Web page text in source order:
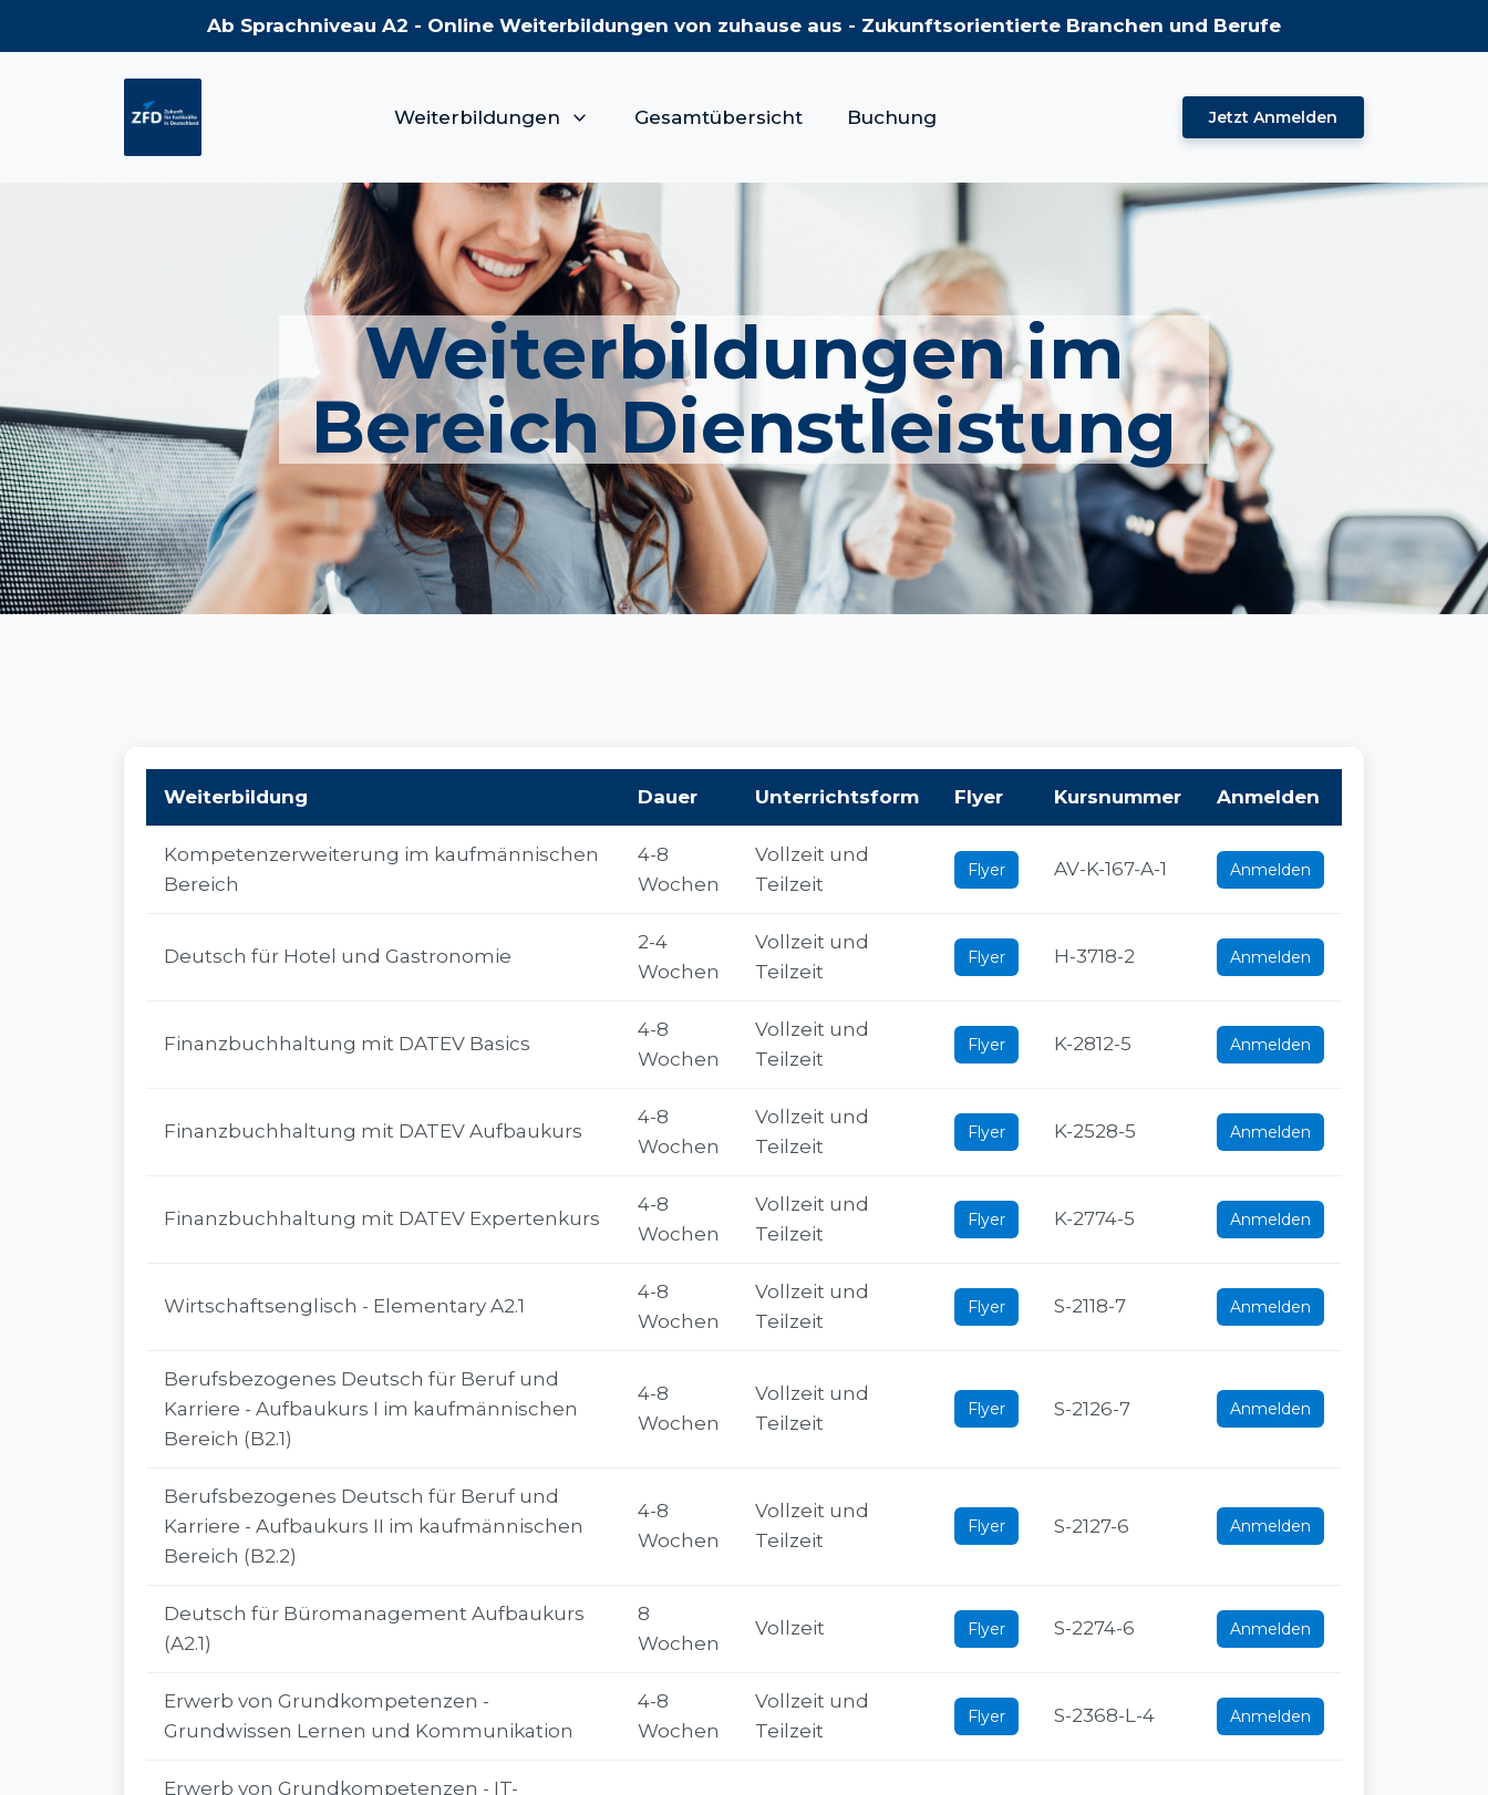
Ab Sprachniveau A2 - Online Weiterbildungen von zuhause aus - Zukunftsorientierte Branchen und Berufe
Weiterbildungen Gesamtübersicht Buchung Jetzt Anmelden
Weiterbildungen im
Bereich Dienstleistung
Weiterbildung Dauer Unterrichtsform Flyer Kursnummer Anmelden
Kompetenzerweiterung im kaufmännischen
Bereich
4-8
Wochen
Vollzeit und
Teilzeit
Flyer AV-K-167-A-1 Anmelden
Deutsch für Hotel und Gastronomie
2-4
Wochen
Vollzeit und
Teilzeit
Flyer H-3718-2 Anmelden
Finanzbuchhaltung mit DATEV Basics
4-8
Wochen
Vollzeit und
Teilzeit
Flyer K-2812-5 Anmelden
Finanzbuchhaltung mit DATEV Aufbaukurs
4-8
Wochen
Vollzeit und
Teilzeit
Flyer K-2528-5 Anmelden
Finanzbuchhaltung mit DATEV Expertenkurs
4-8
Wochen
Vollzeit und
Teilzeit
Flyer K-2774-5 Anmelden
Wirtschaftsenglisch - Elementary A2.1
4-8
Wochen
Vollzeit und
Teilzeit
Flyer S-2118-7 Anmelden
Berufsbezogenes Deutsch für Beruf und
Karriere - Aufbaukurs I im kaufmännischen
Bereich (B2.1)
4-8
Wochen
Vollzeit und
Teilzeit
Flyer S-2126-7 Anmelden
Berufsbezogenes Deutsch für Beruf und
Karriere - Aufbaukurs II im kaufmännischen
Bereich (B2.2)
4-8
Wochen
Vollzeit und
Teilzeit
Flyer S-2127-6 Anmelden
Deutsch für Büromanagement Aufbaukurs
(A2.1)
8
Wochen
Vollzeit Flyer S-2274-6 Anmelden
Erwerb von Grundkompetenzen -
Grundwissen Lernen und Kommunikation
4-8
Wochen
Vollzeit und
Teilzeit
Flyer S-2368-L-4 Anmelden
Erwerb von Grundkompetenzen - IT-